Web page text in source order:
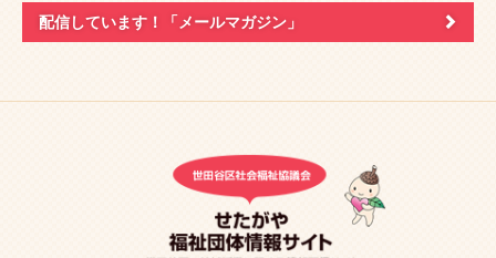
配信しています！ 「メールマガジン」